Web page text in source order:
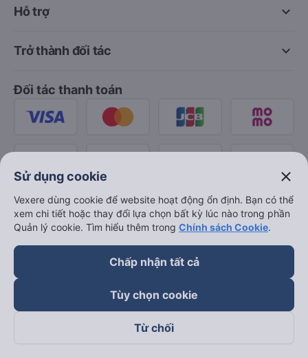
keyboard_arrow_down
Hỗ trợ
keyboard_arrow_down
Trở thành đối tác
Đối tác thanh toán
Sử dụng cookie close
Vexere dùng cookie để website hoạt động ổn định. Bạn có thể
xem chi tiết hoặc thay đổi lựa chọn bất kỳ lúc nào trong phần
Quản lý cookie. Tìm hiểu thêm trong Chính sách Cookie.
Chấp nhận tất cả
Tùy chọn cookie
Từ chối